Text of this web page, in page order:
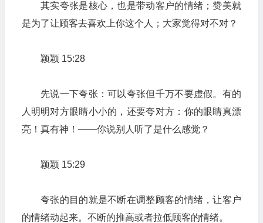
其实夸张是核心，也是带动客户的情绪；赞美就
是为了让顾客去喜欢上你这个人；大家觉得对不对？
颖颖 15:28
先说一下夸张：可以夸张但千万不要虚假。有的
人明明对方眼睛小小的，还要夸对方：你的眼睛真漂
亮！真有神！——你说别人听了是什么感觉？
颖颖 15:29
夸张的目的就是不断在调整顾客的情绪，让客户
的情绪动起来。不断的推高或者拉低顾客的情绪。